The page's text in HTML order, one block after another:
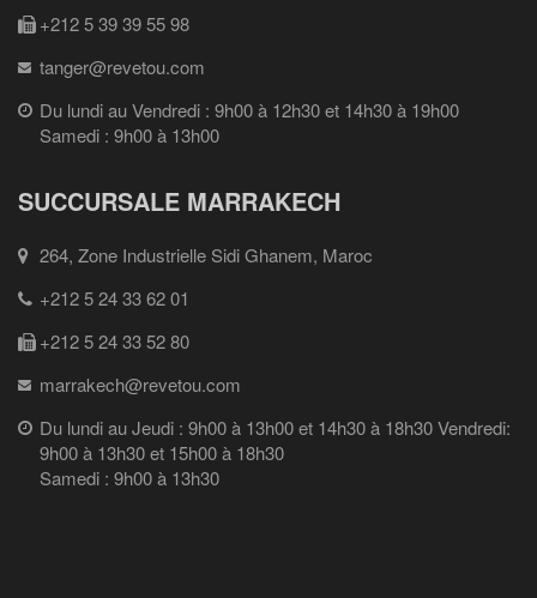
+212 5 39 39 55 98
tanger@revetou.com
Du lundi au Vendredi : 9h00 à 12h30 et 14h30 à 19h00
Samedi : 9h00 à 13h00
SUCCURSALE MARRAKECH
264, Zone Industrielle Sidi Ghanem, Maroc
+212 5 24 33 62 01
+212 5 24 33 52 80
marrakech@revetou.com
Du lundi au Jeudi : 9h00 à 13h00 et 14h30 à 18h30 Vendredi:
9h00 à 13h30 et 15h00 à 18h30
Samedi : 9h00 à 13h30